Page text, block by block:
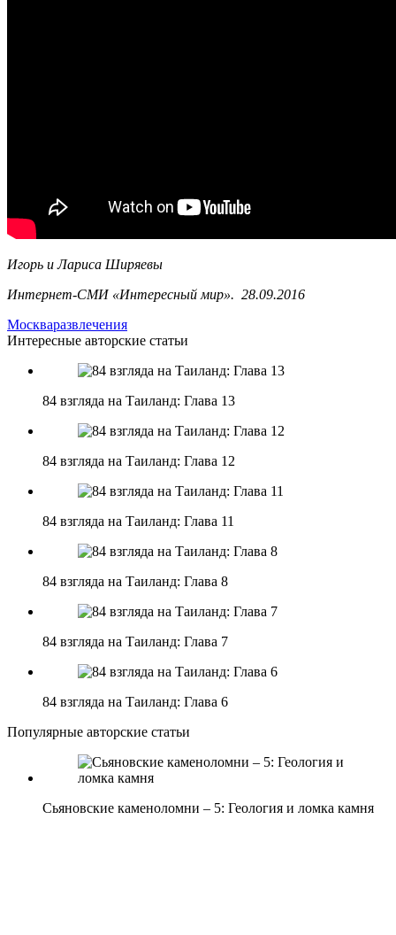
Игорь и Лариса Ширяевы
Интернет-СМИ «Интересный мир». 28.09.2016
Москваразвлечения
Интересные авторские статьи
84 взгляда на Таиланд: Глава 13
84 взгляда на Таиланд: Глава 12
84 взгляда на Таиланд: Глава 11
84 взгляда на Таиланд: Глава 8
84 взгляда на Таиланд: Глава 7
84 взгляда на Таиланд: Глава 6
Популярные авторские статьи
Сьяновские каменоломни – 5: Геология и ломка камня